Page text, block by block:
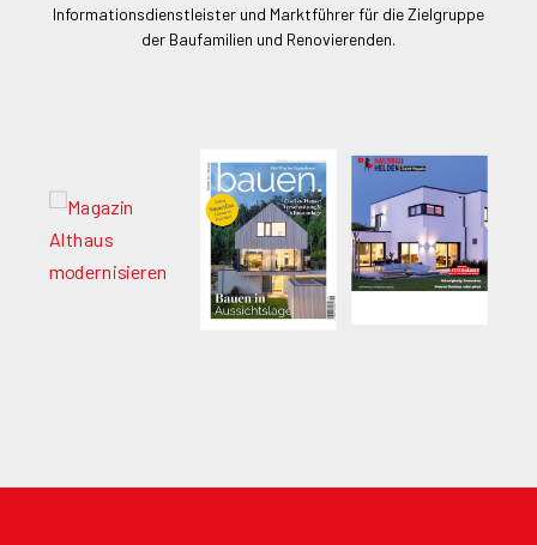
Informationsdienstleister und Marktführer für die Zielgruppe
der Baufamilien und Renovierenden.